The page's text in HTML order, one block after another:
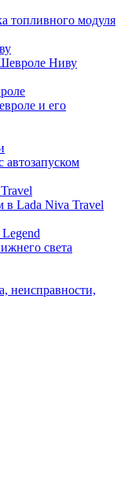
топливного модуля
Ниву
и его
автозапуском
в Lada Niva Travel
света
неисправности,